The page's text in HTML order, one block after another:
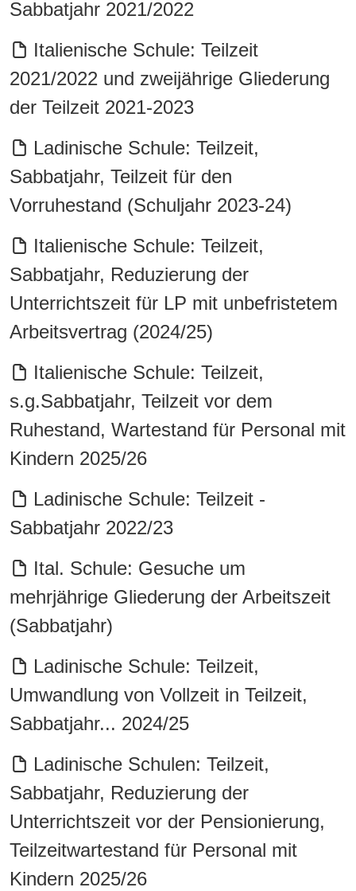
Sabbatjahr 2021/2022
Italienische Schule: Teilzeit
2021/2022 und zweijährige Gliederung
der Teilzeit 2021-2023
Ladinische Schule: Teilzeit,
Sabbatjahr, Teilzeit für den
Vorruhestand (Schuljahr 2023-24)
Italienische Schule: Teilzeit,
Sabbatjahr, Reduzierung der
Unterrichtszeit für LP mit unbefristetem
Arbeitsvertrag (2024/25)
Italienische Schule: Teilzeit,
s.g.Sabbatjahr, Teilzeit vor dem
Ruhestand, Wartestand für Personal mit
Kindern 2025/26
Ladinische Schule: Teilzeit -
Sabbatjahr 2022/23
Ital. Schule: Gesuche um
mehrjährige Gliederung der Arbeitszeit
(Sabbatjahr)
Ladinische Schule: Teilzeit,
Umwandlung von Vollzeit in Teilzeit,
Sabbatjahr... 2024/25
Ladinische Schulen: Teilzeit,
Sabbatjahr, Reduzierung der
Unterrichtszeit vor der Pensionierung,
Teilzeitwartestand für Personal mit
Kindern 2025/26